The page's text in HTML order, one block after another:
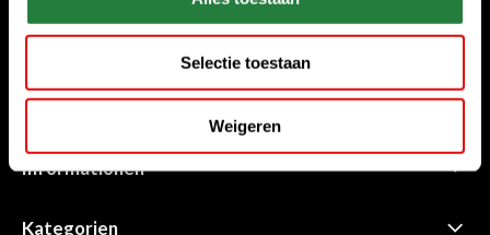
Selectie toestaan
Weigeren
sales@golfdriver.nl
Kundenservice
Informationen
Kategorien